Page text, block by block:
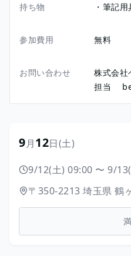
持ち物 ・筆記用
参加費用 無料
お問い合わせ
株式会
担当
9月12日(土)
9/12(土) 09:00 〜 9/
〒350-2213 埼玉県 鶴